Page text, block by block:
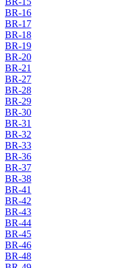
BR-16
BR-17
BR-18
BR-19
BR-20
BR-21
BR-27
BR-28
BR-29
BR-30
BR-31
BR-32
BR-33
BR-36
BR-37
BR-38
BR-41
BR-42
BR-43
BR-44
BR-45
BR-46
BR-48